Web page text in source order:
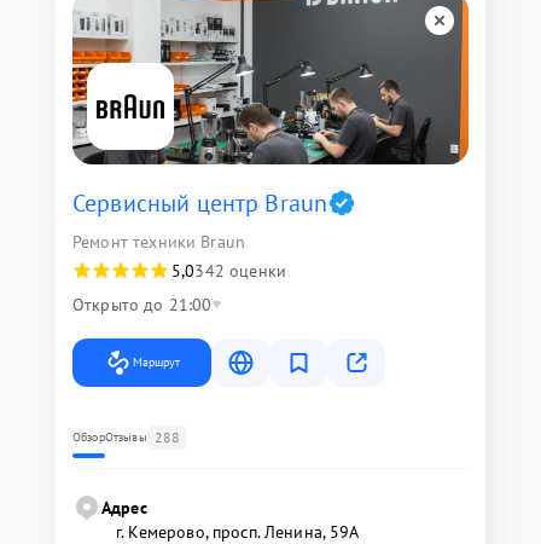
Сервисный центр Braun
Ремонт техники Braun
5,0342 оценки
Открыто до 21:00
Маршрут
ОбзорОтзывы 288
Адрес
г. Кемерово, просп. Ленина, 59А